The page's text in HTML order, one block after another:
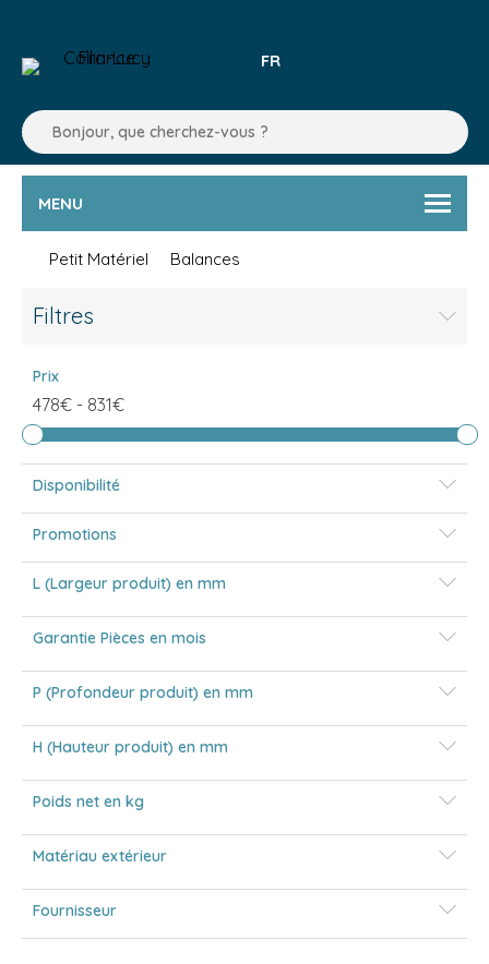
FR
MENU
Petit Matériel Balances
Filtres
Prix
478€ - 831€
Disponibilité
Promotions
L (Largeur produit) en mm
Garantie Pièces en mois
P (Profondeur produit) en mm
H (Hauteur produit) en mm
Poids net en kg
Matériau extérieur
Fournisseur